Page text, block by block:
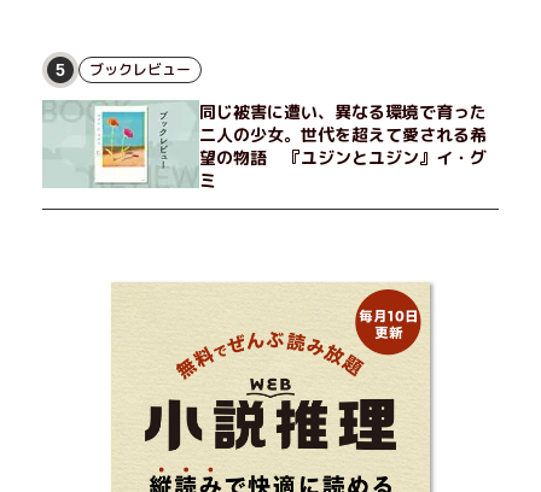
5 ブックレビュー
同じ被害に遭い、異なる環境で育った
二人の少女。世代を超えて愛される希
望の物語 『ユジンとユジン』イ・グ
ミ